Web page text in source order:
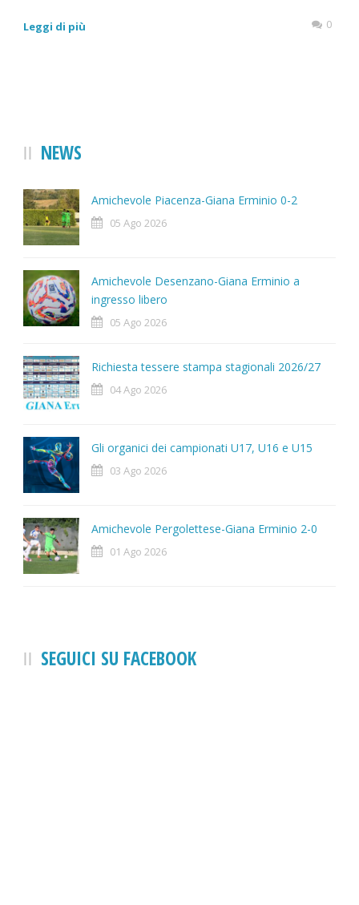
Leggi di più 0
NEWS
Amichevole Piacenza-Giana Erminio 0-2
05 Ago 2026
Amichevole Desenzano-Giana Erminio a
ingresso libero
05 Ago 2026
Richiesta tessere stampa stagionali 2026/27
04 Ago 2026
Gli organici dei campionati U17, U16 e U15
03 Ago 2026
Amichevole Pergolettese-Giana Erminio 2-0
01 Ago 2026
SEGUICI SU FACEBOOK